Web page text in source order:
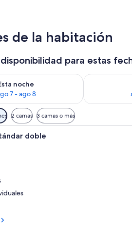
de la habitación
para estas
noche
7 - ago 8
para esta noche, ago 7 -
Consulta la
2 camas 3 camas o más
Una habitación de hotel con
doble